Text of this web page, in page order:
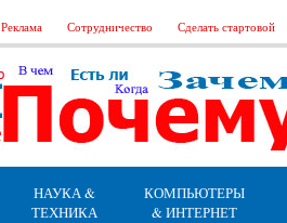
Реклама Сотрудничество Сделать стартовой
НАУКА &
ТЕХНИКА
КОМПЬЮТЕРЫ
& ИНТЕРНЕТ